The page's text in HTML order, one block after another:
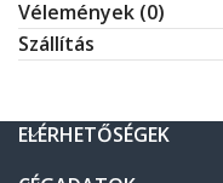
Vélemények (0)
Szállítás
ELÉRHETŐSÉGEK